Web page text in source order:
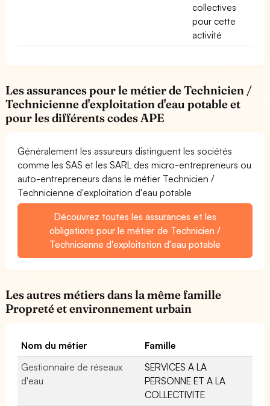
collectives
pour cette
activité
Les assurances pour le métier de Technicien /
Technicienne d'exploitation d'eau potable et
pour les différents codes APE
Généralement les assureurs distinguent les sociétés
comme les SAS et les SARL des micro-entrepreneurs ou
auto-entrepreneurs dans le métier Technicien /
Technicienne d'exploitation d'eau potable
Découvrez toutes les assurances et les
obligations pour le métier de Technicien /
Technicienne d'exploitation d'eau potable
Les autres métiers dans la même famille
Propreté et environnement urbain
Nom du métier
Famille
Gestionnaire de réseaux
d'eau
SERVICES A LA
PERSONNE ET A LA
COLLECTIVITE